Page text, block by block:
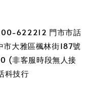
622212 門市市話
大雅區楓林街187號
(非客服時段無人接
科技行